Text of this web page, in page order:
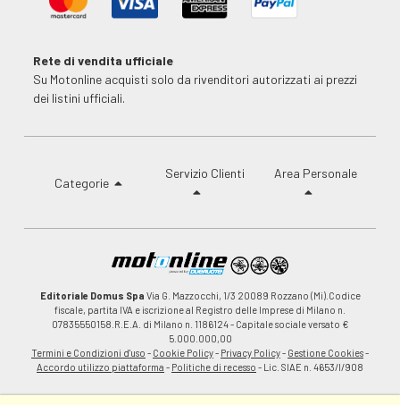
Rete di vendita ufficiale
Su Motonline acquisti solo da rivenditori autorizzati ai prezzi
dei listini ufficiali.
Categorie
Servizio Clienti Area Personale
Editoriale Domus Spa Via G. Mazzocchi, 1/3 20089 Rozzano (Mi).Codice
fiscale, partita IVA e iscrizione al Registro delle Imprese di Milano n.
07835550158.R.E.A. di Milano n. 1186124 - Capitale sociale versato €
5.000.000,00
Termini e Condizioni d'uso - Cookie Policy- Privacy Policy- Gestione Cookies-
Accordo utilizzo piattaforma - Politiche di recesso - Lic. SIAE n. 4653/I/908